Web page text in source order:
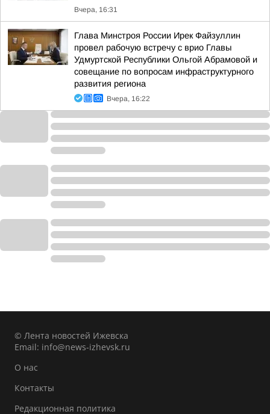
Вчера, 16:31
Глава Минстроя России Ирек Файзуллин
провел рабочую встречу с врио Главы
Удмуртской Республики Ольгой Абрамовой и
совещание по вопросам инфраструктурного
развития региона
Вчера, 16:22
© Лента новостей Ижевска
Email: info@news-izhevsk.ru
О нас
Контакты
Редакционная политика